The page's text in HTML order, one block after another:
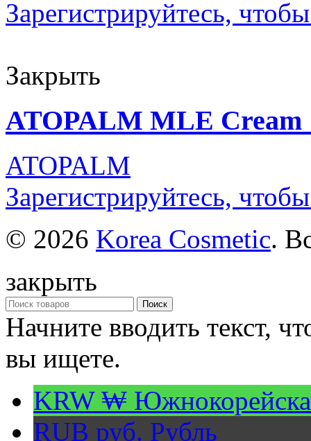
Зарегистрируйтесь,
Закрыть
ATOPALM MLE Cream
ATOPALM
Зарегистрируйтесь,
© 2026 Korea Cosmetic.
закрыть
Поиск
Начните вводить текст,
вы ищете.
KRW ₩
RUB руб. Рубль